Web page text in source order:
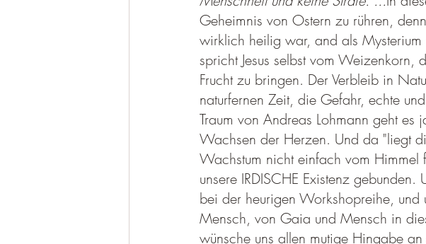
Geheimnis von Ostern zu rühren,
wirklich heilig war, and als
spricht Jesus selbst vom Weizenkorn,
Frucht zu bringen. Der Verbleib in
naturfernen Zeit, die Gefahr, echte
Traum von Andreas Lohmann geht
Wachsen der Herzen. Und da "liegt
Wachstum nicht einfach vom Himmel
unsere IRDISCHE Existenz
bei der heurigen Workshopreihe, und
Mensch, von Gaia und Mensch in
wünsche uns allen mutige Hingabe